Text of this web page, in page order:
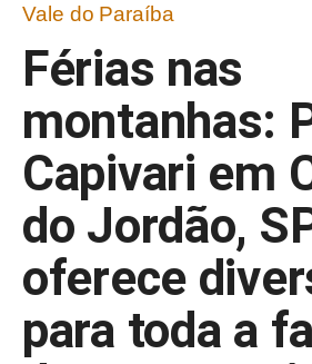
Vale do Paraíba
Férias nas
montanhas:
Capivari em
do Jordão,
oferece
para toda a